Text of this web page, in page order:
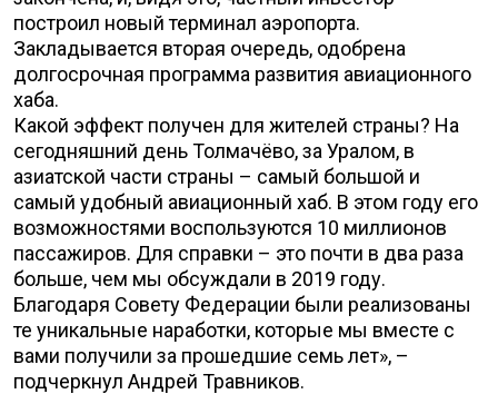
построил новый терминал аэропорта.
Закладывается вторая очередь, одобрена
долгосрочная программа развития авиационного
хаба.
Какой эффект получен для жителей страны? На
сегодняшний день Толмачёво, за Уралом, в
азиатской части страны – самый большой и
самый удобный авиационный хаб. В этом году его
возможностями воспользуются 10 миллионов
пассажиров. Для справки – это почти в два раза
больше, чем мы обсуждали в 2019 году.
Благодаря Совету Федерации были реализованы
те уникальные наработки, которые мы вместе с
вами получили за прошедшие семь лет», –
подчеркнул Андрей Травников.